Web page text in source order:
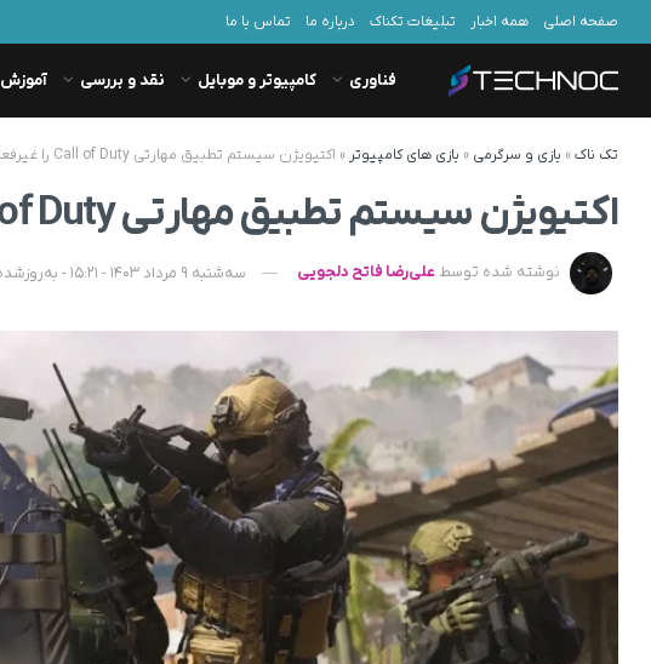
صفحه اصلی همه اخبار تبلیغات تکناک درباره ما تماس با ما
فناوری کامپیوتر و موبایل نقد و بررسی آموزش
تک ناک» بازی و سرگرمی » بازی های کامپیوتر » اکتیویژن سیستم تطبیق مهارتی Call of Duty را غیرفعال کرد
اکتیویژن سیستم تطبیق مهارتی Call of Duty را غیرفعال کرد
نوشته شده توسط علی‌رضا فاتح دلجویی سه‌شنبه 9 مرداد 1403 - 15:21 - به‌روزشده در دوشنبه 26 شهریور 1403 - 08:55